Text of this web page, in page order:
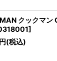
クックマン
]
円(税込)